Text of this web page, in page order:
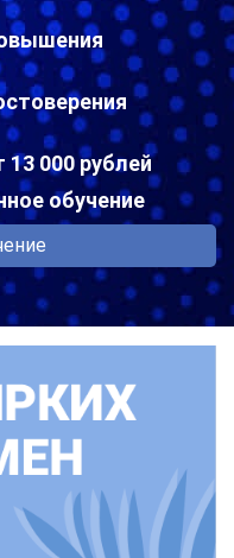
000 рублей
обучение